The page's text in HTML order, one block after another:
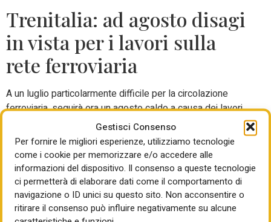
Gestisci Consenso
Per fornire le migliori esperienze, utilizziamo tecnologie
come i cookie per memorizzare e/o accedere alle
informazioni del dispositivo. Il consenso a queste tecnologie
ci permetterà di elaborare dati come il comportamento di
navigazione o ID unici su questo sito. Non acconsentire o
ritirare il consenso può influire negativamente su alcune
Trenitalia: ad agosto disagi
in vista per i lavori sulla
rete ferroviaria
A un luglio particolarmente difficile per la circolazione
ferroviaria, seguirà ora un agosto caldo a causa dei lavori
sulla rete. Si tratta di interventi di potenziamento
infrastrutturale, propedeutici a una maggiore frequenza e
migliore qualità del servizio, spiega la società capofila del
Polo Passeggeri del gruppo Fs, che comporteranno
modifiche alla circolazione dei treni a lunga percorrenza. Le
linee maggiormente interessate saranno la Torino-Milano-
Venezia, la linea AV Milano-Bologna e la Direttissima